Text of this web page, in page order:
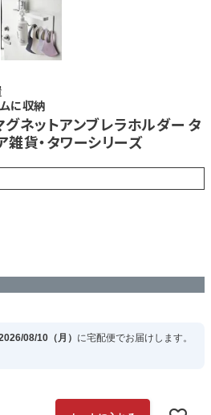
に収納
ネットアンブレラホルダー タ
貨・タワーシリーズ
08/10（月） に宅配便でお届けします。